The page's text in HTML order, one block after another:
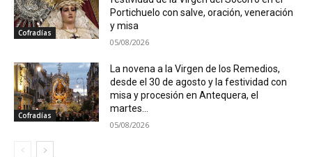
Cofradías
Portichuelo con salve, oración, veneración
y misa
05/08/2026
Cofradías
La novena a la Virgen de los Remedios,
desde el 30 de agosto y la festividad con
misa y procesión en Antequera, el
martes...
05/08/2026